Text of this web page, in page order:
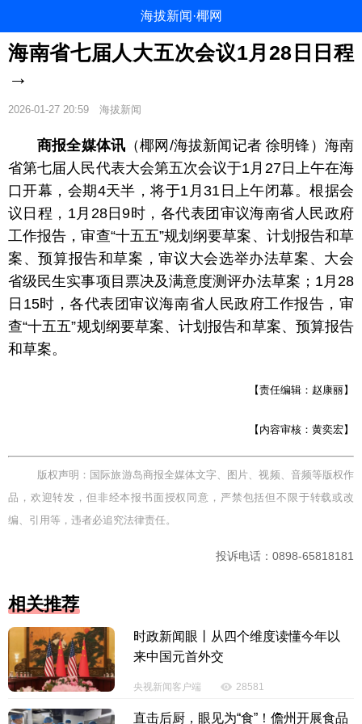
海拔新闻·椰网
海南省七届人大五次会议1月28日日程
→
2026-01-27 20:59 海拔新闻
商报全媒体讯 （椰网/海拔新闻记者 徐明锋）海南
省第七届人民代表大会第五次会议于1月27日上午在海
口开幕，会期4天半，将于1月31日上午闭幕。根据会
议日程，1月28日9时，各代表团审议海南省人民政府
工作报告，审查“十五五”规划纲要草案、计划报告和草
案、预算报告和草案，审议大会选举办法草案、大会
省级民生实事项目票决及满意度测评办法草案；1月28
日15时，各代表团审议海南省人民政府工作报告，审
查“十五五”规划纲要草案、计划报告和草案、预算报告
和草案。
【责任编辑：赵康丽】
【内容审核：黄奕宏】
版权声明：国际旅游岛商报全媒体文字、图片、视频、音频等版权作
品，欢迎转发，但非经本报书面授权同意，严禁包括但不限于转载或改
编、引用等，违者必追究法律责任。
投诉电话：0898-65818181
相关推荐
时政新闻眼丨从四个维度读懂今年以
来中国元首外交
央视新闻客户端 28581
直击后厨，眼见为“食”！儋州开展食品